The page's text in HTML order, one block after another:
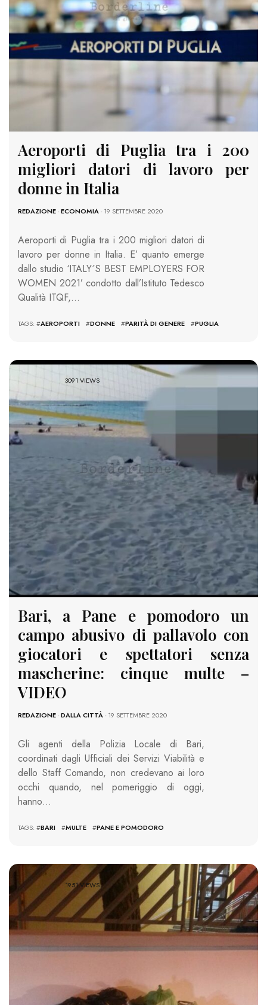
Aeroporti di Puglia tra i 200
migliori datori di lavoro per
donne in Italia
REDAZIONE-ECONOMIA- 19 SETTEMBRE 2020
Aeroporti di Puglia tra i 200 migliori datori di
lavoro per donne in Italia. E’ quanto emerge
dallo studio ‘ITALY´S BEST EMPLOYERS FOR
WOMEN 2021’ condotto dall’Istituto Tedesco
Qualità ITQF,…
TAGS: #AEROPORTI #DONNE #PARITÀ DI GENERE #PUGLIA
3091 VIEWS
Bari, a Pane e pomodoro un
campo abusivo di pallavolo con
giocatori e spettatori senza
mascherine: cinque multe –
VIDEO
REDAZIONE-DALLA CITTÀ- 19 SETTEMBRE 2020
Gli agenti della Polizia Locale di Bari,
coordinati dagli Ufficiali dei Servizi Viabilità e
dello Staff Comando, non credevano ai loro
occhi quando, nel pomeriggio di oggi,
hanno…
TAGS: #BARI #MULTE #PANE E POMODORO
1951 VIEWS